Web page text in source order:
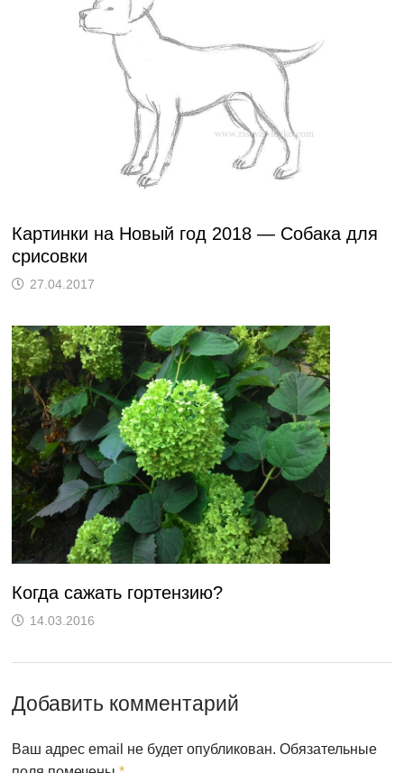
Картинки на Новый год 2018 — Собака для
срисовки
27.04.2017
Когда сажать гортензию?
14.03.2016
Добавить комментарий
Ваш адрес email не будет опубликован. Обязательные